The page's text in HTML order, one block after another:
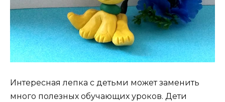
Интересная лепка с детьми может заменить
много полезных обучающих уроков. Дети